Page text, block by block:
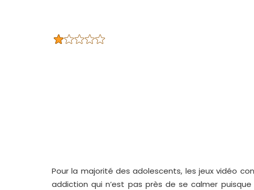
Pour la majorité des adolescents, les jeux vidéo
addiction qui n’est pas près de se calmer